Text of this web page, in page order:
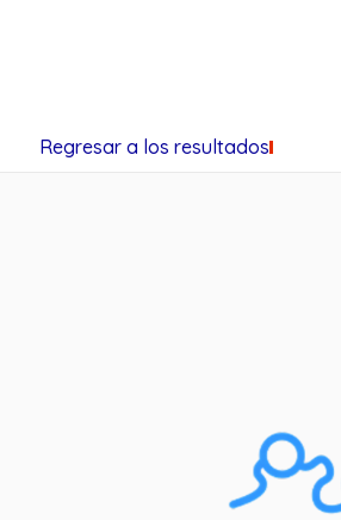
Regresar a los resultados